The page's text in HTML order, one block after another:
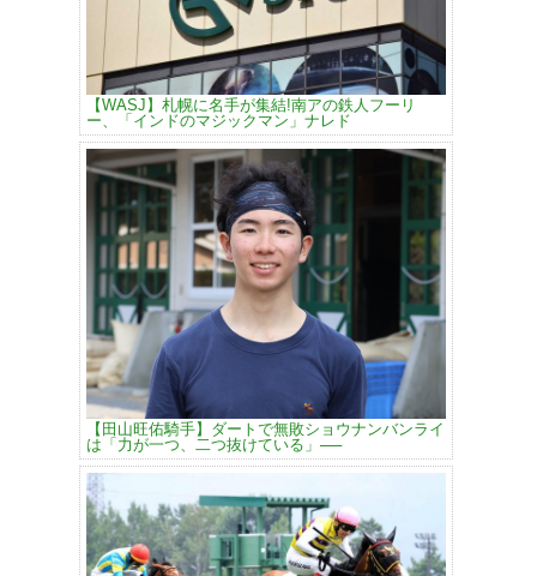
【WASJ】札幌に名手が集結!南アの鉄人フーリ
ー、「インドのマジックマン」ナレド
【田山旺佑騎手】ダートで無敗ショウナンバンライ
は「力が一つ、二つ抜けている」──